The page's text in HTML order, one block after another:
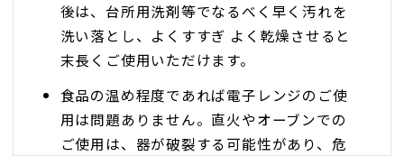
後は、台所用洗剤等でなるべく早く汚れを
洗い落とし、よくすすぎ よく乾燥させると
末長くご使用いただけます。
食品の温め程度であれば電子レンジのご使
用は問題ありません。直火やオーブンでの
ご使用は、器が破裂する可能性があり、危